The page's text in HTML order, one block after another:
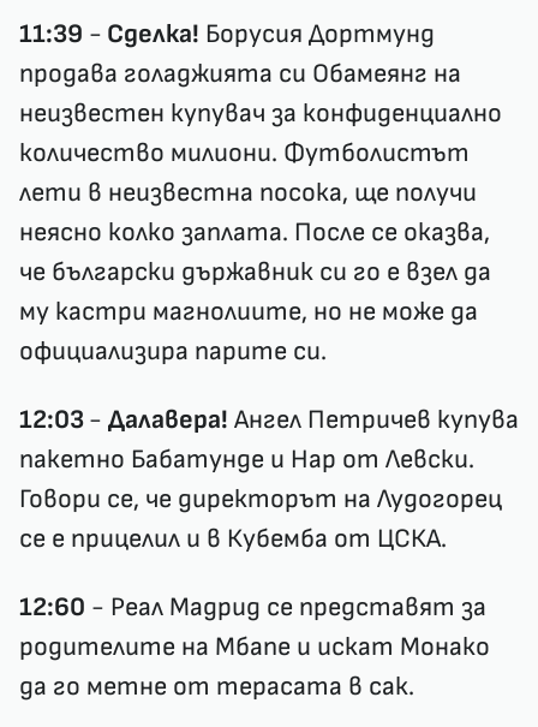
11:39 - Сделка! Борусия Дортмунд
продава голаджията си Обамеянг на
неизвестен купувач за конфиденциално
количество милиони. Футболистът
лети в неизвестна посока, ще получи
неясно колко заплата. После се оказва,
че български държавник си го е взел да
му кастри магнолиите, но не може да
официализира парите си.
12:03- Далавера! Ангел Петричев купува
пакетно Бабатунде и Нар от Левски.
Говори се, че директорът на Лудогорец
се е прицелил и в Кубемба от ЦСКА.
12:60 - Реал Мадрид се представят за
родителите на Мбапе и искат Монако
да го метне от терасата в сак.